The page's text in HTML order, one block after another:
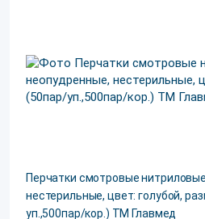
Перчатки смотровые
нестерильные, цвет: голубой,
уп.,500пар/кор.) ТМ Главмед